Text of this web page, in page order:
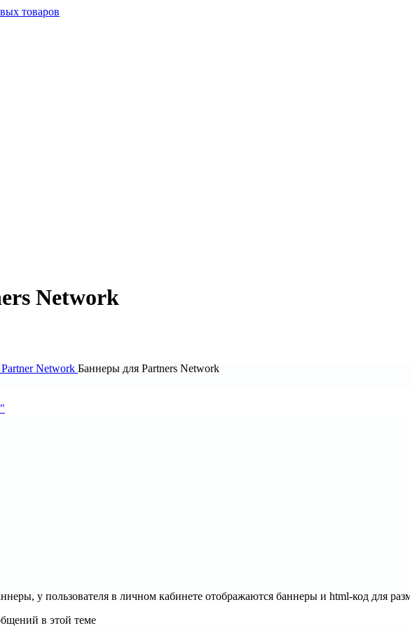
Network
Partner Network Баннеры для Partners Network
у пользователя в личном кабинете отображаются баннеры и html-код для
в этой теме